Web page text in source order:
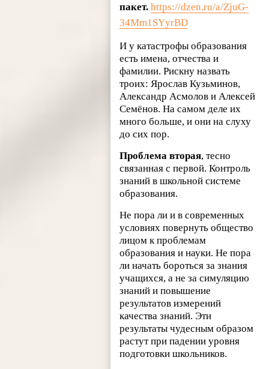
пакет.https://dzen.ru/a/ZjuG-
34Mm1SYyrBD
И у катастрофы образования
есть имена, отчества и
фамилии. Рискну назвать
троих: Ярослав Кузьминов,
Александр Асмолов и Алексей
Семёнов. На самом деле их
много больше, и они на слуху
до сих пор.
Проблема вторая, тесно
связанная с первой. Контроль
знаний в школьной системе
образования.
Не пора ли и в современных
условиях повернуть общество
лицом к проблемам
образования и науки. Не пора
ли начать бороться за знания
учащихся, а не за симуляцию
знаний и повышение
результатов измерений
качества знаний. Эти
результаты чудесным образом
растут при падении уровня
подготовки школьников.